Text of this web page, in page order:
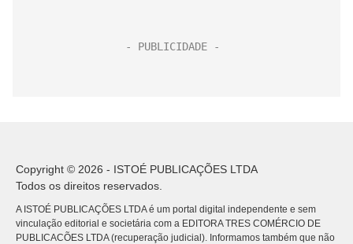
Copyright © 2026 - ISTOÉ PUBLICAÇÕES LTDA
Todos os direitos reservados.
A ISTOÉ PUBLICAÇÕES LTDA é um portal digital independente e sem
vinculação editorial e societária com a EDITORA TRES COMÉRCIO DE
PUBLICACÕES LTDA (recuperação judicial). Informamos também que não